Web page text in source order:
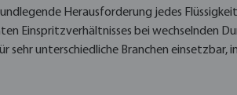
Herausforderung jedes
Einspritzverhältnisses bei wechselnden
sehr unterschiedliche Branchen einsetzbar,